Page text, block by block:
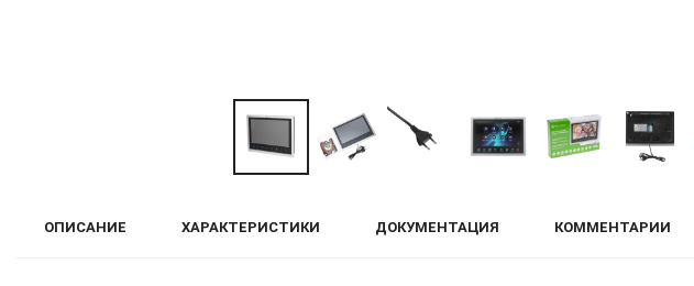
ОПИСАНИЕ ХАРАКТЕРИСТИКИ ДОКУМЕНТАЦИЯ КОММЕНТАРИИ